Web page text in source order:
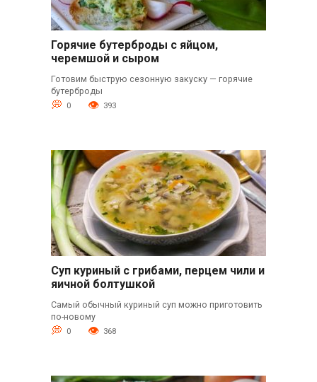
Горячие бутерброды с яйцом,
черемшой и сыром
Готовим быструю сезонную закуску — горячие
бутерброды
0 393
Суп куриный с грибами, перцем чили и
яичной болтушкой
Самый обычный куриный суп можно приготовить
по-новому
0 368